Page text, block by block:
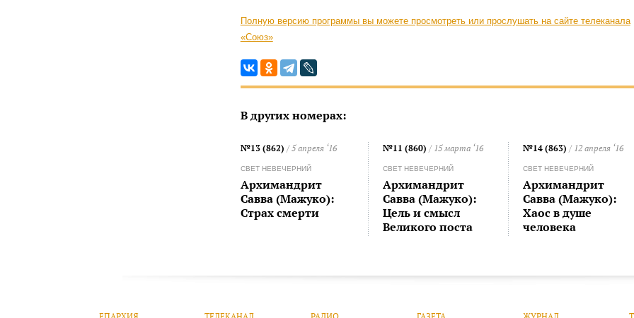
Полную версию программы вы можете просмотреть или прослушать на сайте телеканала
«Союз»
В других номерах:
№13 (862) / 5 апреля ‘16
СВЕТ НЕВЕЧЕРНИЙ
Архимандрит
Савва (Мажуко):
Страх смерти
№11 (860) / 15 марта ‘16
СВЕТ НЕВЕЧЕРНИЙ
Архимандрит
Савва (Мажуко):
Цель и смысл
Великого поста
№14 (863) / 12 апреля ‘16
СВЕТ НЕВЕЧЕРНИЙ
Архимандрит
Савва (Мажуко):
Хаос в душе
человека